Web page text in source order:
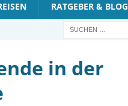
RATGEBER & BLOG
in der